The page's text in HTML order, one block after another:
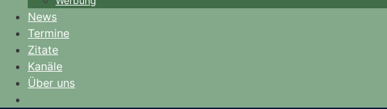
News
Termine
Zitate
Kanäle
Über uns